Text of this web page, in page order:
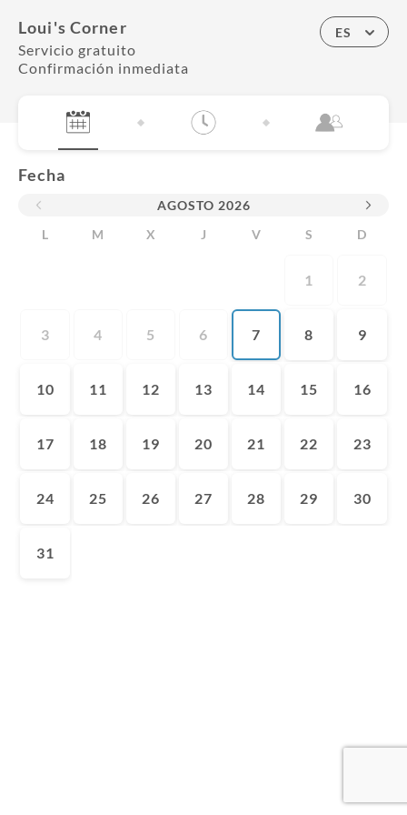
Loui's Corner
Servicio gratuito
Confirmación inmediata
ES
Fecha
AGOSTO 2026
L
M X J V S D
1 2
3 4 5 6 7 8 9
10 11 12 13 14 15 16
17 18 19 20 21 22 23
24 25 26 27 28 29 30
31